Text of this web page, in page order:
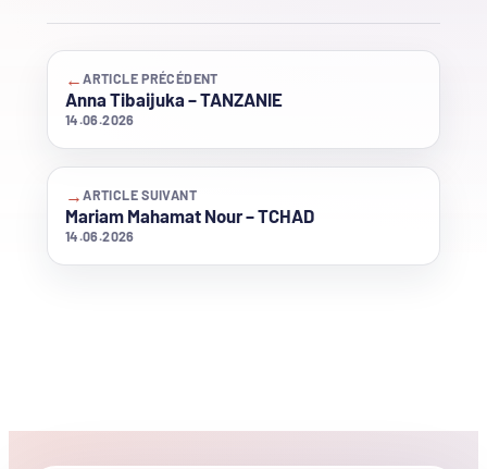
←ARTICLE PRÉCÉDENT
Anna Tibaijuka – TANZANIE
14.06.2026
→ARTICLE SUIVANT
Mariam Mahamat Nour – TCHAD
14.06.2026